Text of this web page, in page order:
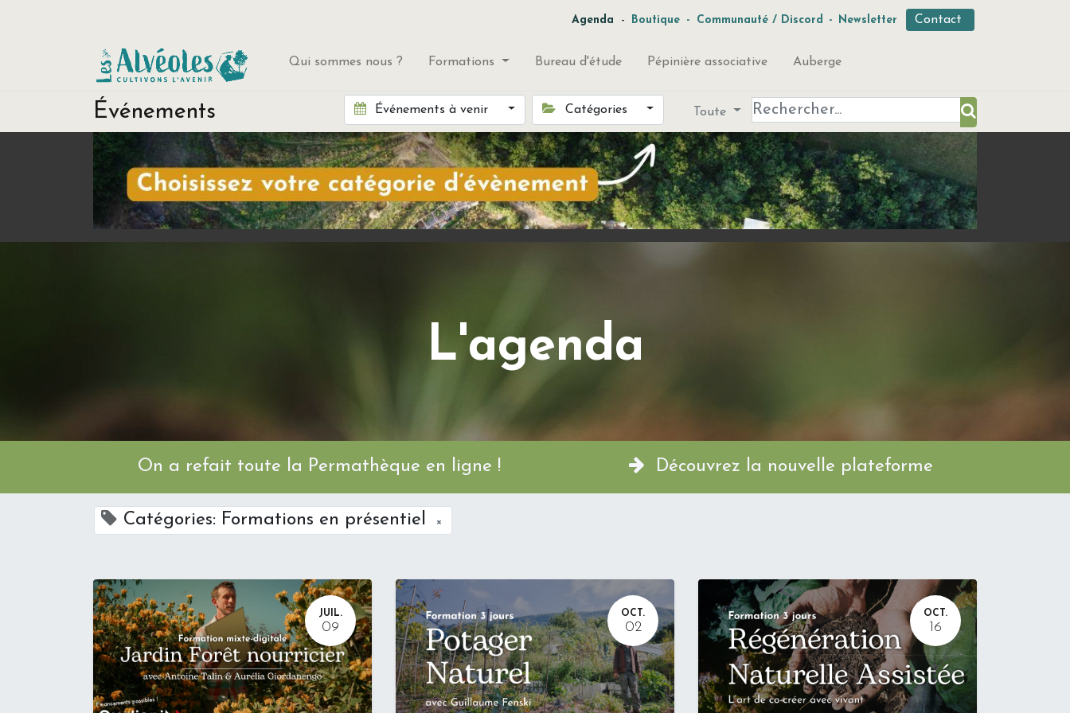
Agenda - Boutique - Communauté / Discord - Newsletter Contact
Qui sommes nous ? Formations Bureau d'étude Pépinière associative Auberge
Événements Événements à venir Catégories Toute
L'agenda
On a refait toute la Permathèque en ligne ! Découvrez la nouvelle plateforme
Catégories: Formations en présentiel ×
JUIL.
09
OCT.
02
OCT.
16